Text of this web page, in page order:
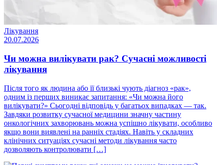
Лікування
20.07.2026
Чи можна вилікувати рак? Сучасні можливості
лікування
Після того як людина або її близькі чують діагноз «рак»,
одним із перших виникає запитання: «Чи можна його
вилікувати?» Сьогодні відповідь у багатьох випадках — так.
Завдяки розвитку сучасної медицини значну частину
онкологічних захворювань можна успішно лікувати, особливо
якщо вони виявлені на ранніх стадіях. Навіть у складних
клінічних ситуаціях сучасні методи лікування часто
дозволяють контролювати […]